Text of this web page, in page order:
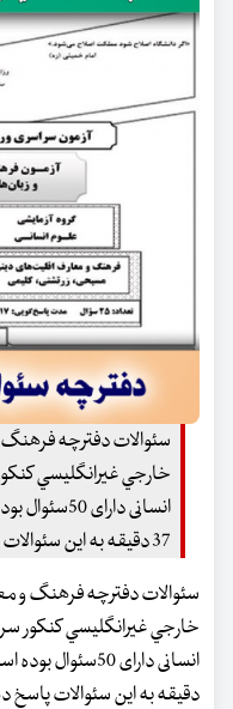
سئوالات دفترچه
انسانی
37 دقیقه به این سئوالات پاسخ دهند .
سئوالات دفترچه فرهنگ و
دقیقه به این سئوالات پاسخ